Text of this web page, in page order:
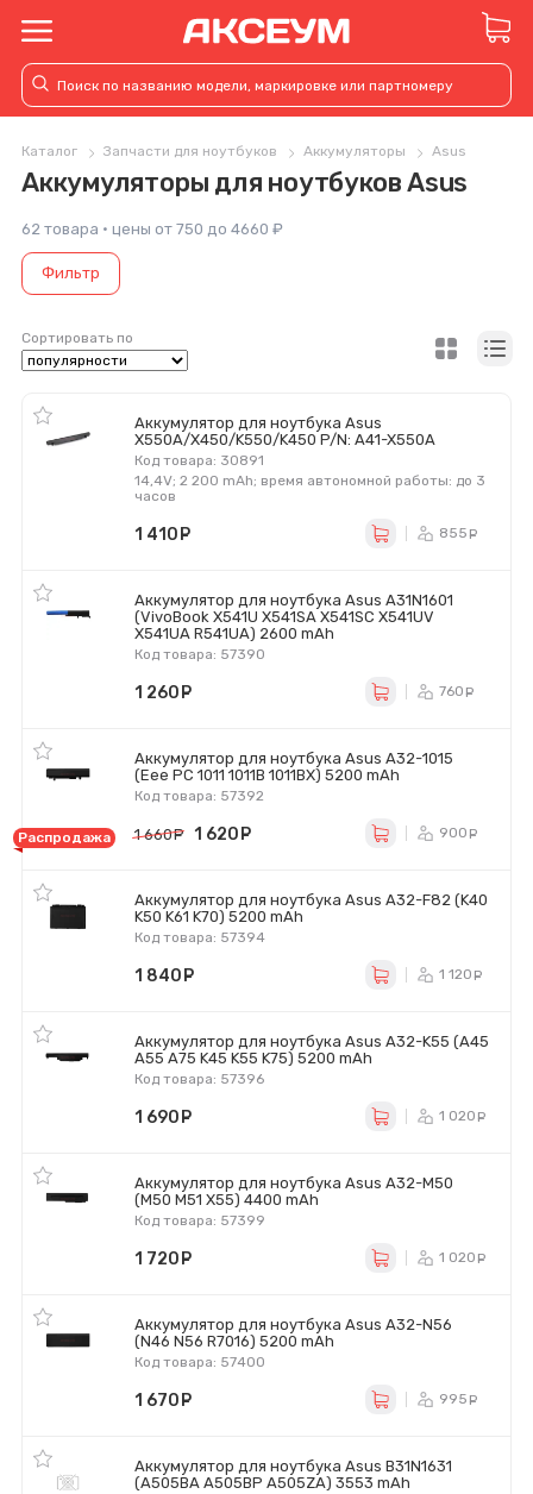
Каталог Запчасти для ноутбуков Аккумуляторы Asus
Аккумуляторы для ноутбуков Asus
62 товара · цены от 750 до 4660 ₽
Фильтр
Сортировать по
Аккумулятор для ноутбука Asus
X550A/X450/K550/K450 P/N: A41-X550A
Код товара: 30891
14,4V; 2 200 mAh; время автономной работы: до 3
часов
1 410 855
Аккумулятор для ноутбука Asus A31N1601
(VivoBook X541U X541SA X541SC X541UV
X541UA R541UA) 2600 mAh
Код товара: 57390
1 260 760
Аккумулятор для ноутбука Asus A32-1015
(Eee PC 1011 1011B 1011BX) 5200 mAh
Код товара: 57392
Распродажа 1 660 руб.
1 620 900
Аккумулятор для ноутбука Asus A32-F82 (K40
K50 K61 K70) 5200 mAh
Код товара: 57394
1 840 1 120
Аккумулятор для ноутбука Asus A32-K55 (A45
A55 A75 K45 K55 K75) 5200 mAh
Код товара: 57396
1 690 1 020
Аккумулятор для ноутбука Asus A32-M50
(M50 M51 X55) 4400 mAh
Код товара: 57399
1 720 1 020
Аккумулятор для ноутбука Asus A32-N56
(N46 N56 R7016) 5200 mAh
Код товара: 57400
1 670 995
Аккумулятор для ноутбука Asus B31N1631
(A505BA A505BP A505ZA) 3553 mAh